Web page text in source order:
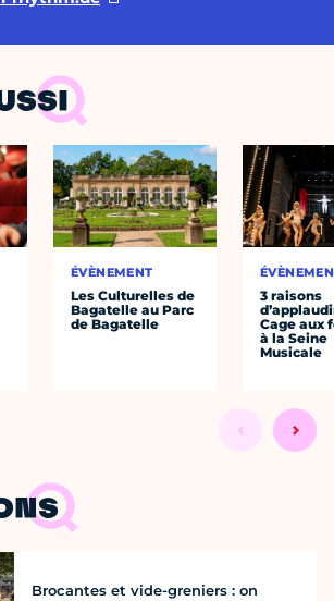
ÉVÈNEMENT
Les Culturelles de
Bagatelle au Parc
de Bagatelle
3 raisons
Cage aux
à la Seine
Musicale
Brocantes et vide-greniers : on